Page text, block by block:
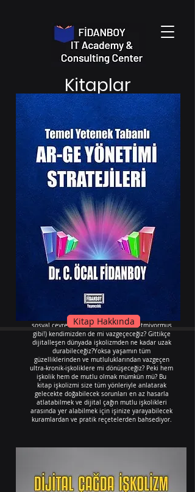
Kitaplar
DİJİTAL ÇAĞDA İŞKOLİZM
Yazarı: Dr. C. Öcal FİDANBOY
ISBN:9786258373622
Yayınevi: Kriter
Yayın Yılı: 2022- 1. Baskı
Tanıtım Bülteninden
Her geçen gün daha fazla dijitalleşiyoruz. Bilişim
teknolojilerinin hayatımızın her alanına girmesi
ve uzaktan çalışma yöntemlerinin yeni bir
çalışma biçimi olarak benimsenmesiyle iş ve özel
hayatımız iyice birbirine karışmış durumda.
İşkolizm nedeniyle yaşadığımız stres ve
tükenmişlik gibi duygular da günden güne
artıyor...Artık neredeyse günün her saatini
çalışarak geçiren bireyler haline
geldik...Gelecekteki iş yerlerimizin sanal evren
(metaverse) içinde olacağını düşündüğümüzde
işkolizmin dijital iş dünyasındaki mutluluğumuz
için ne kadar büyük bir tehlike oluşturacağı açık
bir şekilde görülüyor....
Acaba gelecekte daha fazla dijitalleşerek
(ailemizden arkadaşlarımızdan ve bizi biz yapan
sosyal çevremizden uzaklaştığımız yetmiyormuş
gibi!) kendimizden de mi vazgeçeceğiz? Gittikçe
dijitalleşen dünyada işkolizmden ne kadar uzak
durabileceğiz?Yoksa yaşamın tüm
güzelliklerinden ve mutluluklarından vazgeçen
ultra-kronik-işkoliklere mi dönüşeceğiz? Peki hem
işkolik hem de mutlu olmak mümkün mü? Bu
kitap işkolizmi size tüm yönleriyle anlatarak
gelecekte doğabilecek sorunları en az hasarla
atlatabilmek ve dijital çağın mutlu işkolikleri
arasında yer alabilmek için işinize yarayabilecek
kuramlardan ve pratik reçetelerden bahsediyor.
Kitap Hakkında